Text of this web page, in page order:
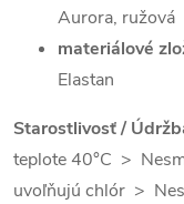
Aurora, ružová
materiálové
Elastan
Starostlivosť /
teplote 40°C >
uvoľňujú chlór >